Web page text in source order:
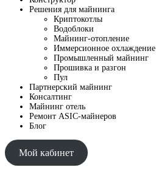
Решения для майнинга
Криптокотлы
Водоблоки
Майнинг-отопление
Иммерсионное охлаждение
Промышленный майнинг
Прошивка и разгон
Пул
Партнерский майнинг
Консалтинг
Майнинг отель
Ремонт ASIC-майнеров
Блог
Мой кабинет